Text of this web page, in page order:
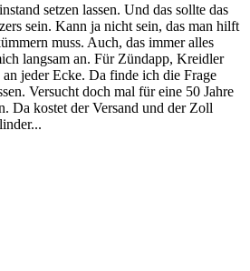
setzen lassen. Und das sollte das
sein. Kann ja nicht sein, das man hilft
muss. Auch, das immer alles
langsam an. Für Zündapp, Kreidler
jeder Ecke. Da finde ich die Frage
Versucht doch mal für eine 50 Jahre
Da kostet der Versand und der Zoll